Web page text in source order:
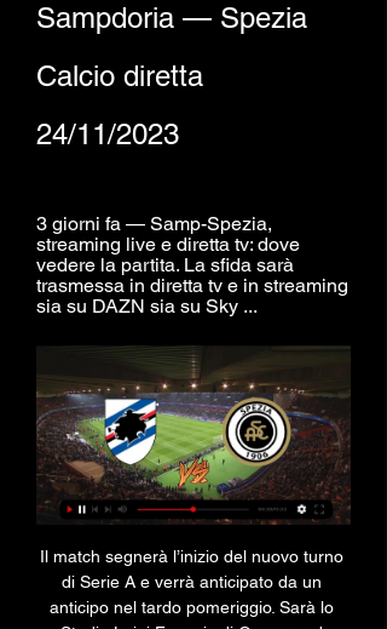
Sampdoria — Spezia
Calcio diretta
24/11/2023
3 giorni fa — Samp-Spezia,
streaming live e diretta tv: dove
vedere la partita. La sfida sarà
trasmessa in diretta tv e in streaming
sia su DAZN sia su Sky ...
Il match segnerà l’inizio del nuovo turno di Serie A e verrà anticipato da un anticipo nel tardo pomeriggio. Sarà lo Stadio Luigi Ferraris di Genova ad ospitare l’evento. Sky o DAZN, dove vedere la Serie A: il calendario completo Dove vedere Sampdoria-Spezia in tv e streaming Il match tra Sampdoria e Spezia sarà trasmesso in diretta su DAZN, piattaforma OTT che da quest’anno – e per i prossimi tre – ha acquisito i diritti di ritrasmissione dell’intera Serie A. Per vedere la partita basterà scaricare l’applicazione ufficiale per iOS e Android, installabile su tutti i device compatibili. La telecronaca sarà curata da Gabriele Giustiniani ed Emanuele Giaccherini Alternativamente, la partita sarà trasmessa anche da Sky, piattaforma satellitare che quest’anno – e per il prossimo triennio – ha acquistato i diritti per tre sfide a turno. 

Sampdoria, Pirlo: "Non recuperiamo nessuno. Gruppo? Ci siamo sempre guardati negli occhi"TUTTOmercatoWEB. com © foto di www. imagephotoagency. it La Sampdoria affronterà lo Spezia, domani sera, in una partita ricca di insidie ma con l'entusiasmo delle due vittorie consecutive contro Palermo e Modena. Andrea Pirlo ha toccato vari aspetti in conferenza stampa, nella presentazione della sfida contro gli aquilotti: Ci potranno essere dei recuperi dei giocatori infortunati? "No, per la partita di domani non recuperiamo nessuno". Quella di domani sarà la sfida fra i fratelli Esposito. Come ha visto Sebastiano? "L'ho visto bene in settimana. E' carico. E' normale che giocando contro i fratelli qualcosa vuole dimostrare. Il più preoccupato forse sarà il papà che non saprà per chi tifare (sorride ndr). Può giocare sia da prima che da seconda punta. 

Dove vedere Sampdoria-Spezia in diretta tv e streaming La partita tra Sampdoria e Spezia si giocherà venerdì 22 ottobre 2021 con il calcio di inizio previsto per le ore 20.45. Il match segnerà l'inizio del nuovo ...

Dove vedere Torino-Genoa in diretta tv e streaming I blucerchiati, dopo la buona partenza, hanno perso due delle ultime tre partite evidenziando una fase difensiva decisamente scadente. La squadra di Thiago Motta, invece, dopo alcuni stop anche sfortunati – come contro la Juventus – nell’ultimo turno ha battuto 2-1 la Salernitana in rimonta. Fonte immagine: @fcin1908it (Twitter) Sampdoria-Spezia, data e orario del match La partita tra Sampdoria e Spezia si giocherà venerdì 22 ottobre 2021 con il calcio di inizio previsto per le ore 20. 45. 

Sampdoria Spezia, streaming LIVE e diretta TV: dove vedere il match di Serie BSampdoria-Spezia, venerdì 24 novembre alle ore 20. 45 in streaming e diretta tv. Come non perdersi il match di Serie B La Sampdoria affronta lo Spezia in occasione della 14a giornata della Serie B 2023/24. Il match è in programma venerdì 24 novembre (ore 20. 45) tra le mura dello stadio Ferraris. Samp-Spezia, streaming live e diretta tv: dove vedere la partita La sfida sarà trasmessa in diretta tv e in streaming sia su DAZN sia su Sky Sport. I tifosi potranno seguire live la partita su sampnews24. com a partire dalle ore 18. 45. Probabili formazioni Samp-Spezia: le scelte dei tecnici SAMPDORIA (4-3-2-1): Stankovic; Depaoli, Ghilardi, Gonzalez, Giordano; Vieira, Yepes, Kasami; Borini, Askildsen; Esposito. Allenatore: Pirlo. 

Incontri in diretta (oggi) FC Bayern München Bayern · Ligue 1 · Paris SG FC Paris Saint-Germain · 21:00 · AS Monaco Monaco · Serie B · Sampdoria UC Sampdoria · 20:30 · Spezia Calcio ...

Sampdoria, Pirlo: "Non recuperiamo nessuno. Gruppo? Ci 11 ore fa — La Sampdoria affronterà lo Spezia, domani sera, in una partita ricca di insidie ma con l'entusiasmo delle due vittorie.

Sampdoria Spezia, streaming LIVE e diretta TV 3 giorni fa — Samp-Spezia, streaming live e diretta tv: dove vedere la partita. La sfida sarà trasmessa in diretta tv e in streaming sia su DAZN sia su Sky ...

Lega il gioco e può giocare in entrambe le posizioni". Guardando la classifica è uno scontro per uscire dalla zona retrocessione. "Infatti bisogna guardare la classifica di adesso: è uno scontro importante per uscire da una situazione che non piace a entrambe le squadre. Dobbiamo essere concentrati e avvelenati perché domani è una partita che conta". Senti che la squadra sta raggiungendo i livelli giusti di apprendimento dal punto di vista tattico? "Un po' tutto. La parte tecnica e quella tattica ma anche quella fisica. Perché ai giocatori richiediamo tanto dal punto di vista fisico. Per essere intensi nel calcio che vogliamo noi, bisogna lavorare e quando inizi a lavorare con quella intensità i risultati arrivano". La trasferta sarà chiusa agli spezzini che non avranno la tessera del tifoso. Dispiace? "Purtroppo sì perchè a tutti piacerebbe avere lo stadio pieno con i propri tifosi e quelli dell'altra squadra. 

A centrocampo Vieira, Yepes e Kasami. Unica punta De Luca, supportata da Borini e Sebastiano Esposito. QUI SPEZIA – Assenti per infortunio Reca e Bandinelli. D’Angelo, subentrato ad Alvini, dovrebbe rispondere col modulo 4-3-1-2 con Dragowski tra i pali e con Amian, Nikolaou, Muhl e Moutinho pronti a formare il blocco difensivo. In mezzo al campo Cassata, Salvatore Esposito e Kouda. Davanti Verde e Moro, supportati da Antonucci. Le probabili formazioni di Sampdoria – Spezia SAMPDORIA (4-3-2-1): Stankovic; Depaoli, Ghilardi, Gonzalez, Giordano; Vieira, Yepes, Kasami; Esposito, Borini; De Luca. Allenatore: Pirlo. 

Al VAR Valeri, AVAR Miele. Tabellino in tempo reale [AGGIORNA LA DIRETTA DI SAMPDORIA – SPEZIA] SAMPDORIA:. A disposizione:SPEZIA:. A disposizione:Reti: La presentazione del match QUI SAMPDORIA – Indisponibili Murru, Ferrari, Barreca, Girelli, Benedetti e Pedrola. Pirlo dovrebbe affidarsi al modulo 4-3-2-1 con Stankovic tra i pali e con una difesa a quattro formata al centro da Ghilardi e Gonzalez e sulle fasce da Depaoli e Giordano. 

U.C. Sampdoria: Home page Sito ufficiale dell'U.C. Sampdoria.

Oggi Modena FC UC Sampdoria in diretta 11.11.2023 Guadare Ca Oggi Modena FC UC Sampdoria in diretta 11.11.2023 Guadare Calcio - Italia: Modena risultati in tempo reale, risultati finali, calendario, classifiche, ...

Sampdoria - Spezia: diretta live e risultato in tempo realeLa partita Sampdoria – Spezia di Venerdì 24 novembre 2023 in diretta: formazioni e tabellino in tempo reale. Dove vedere in tv e streaming il match valido per la 14a giornata di Serie B GENOVA – Venerdì 24 novembre 2023, alle ore 20. 45, allo Stadio “Luigi Ferraris” di Genova, andrà in scena il derby ligure Sampdoria – Spezia, valida per la quattordicesima giornata del campionato di Serie B 2023-2024. Dopo un periodo disastroso i blucerchiati hanno inanellato due successi di fila: contro Palermo (2-0) e Modena (1-2). Sono quattordciesimi con 13 punti (erano partiti con 2 punti di penalizzazione), con un percorso di quattro partite vinte, tre pareggiate e sei perse, quattordici reti realizzate e sedici incassate. 

Le Aquile, dopo il 2-2 casalingo contro la Ternana, sono terzultimi con 10 punti, frutto di una vittoria, sett pareggi e cinque sconfitte, dieci gol fatti e diciotto subiti L’ultimo confronto tra le due compagini risale allo scorso 22 aprile, in Serie A, quando finì 1-1. Padroni di casa dati favoriti col segno “1” quotato mediamente 2. 20. A dirigere la gara sarà Antonio Giua della Sezione di Olbia, coadiuvato dagli assistenti Mondin e Cavallina e dal quarto ufficiale Galipò. 

SPEZIA (4-3-1-2): Dragowski; Amian, Nikolaou, Muhl, Moutinho; Cassata, Esposito, Kouda; Antonucci; Verde, Moro. Allenatore: D’Angelo. Dove vedere la partita in tv e streaming L’incontro sarà trasmesso in diretta: DAZN, la cui app è disponibile sulle moderne smart tv, nelle console per videogiochi o collegando il proprio dispositivo a Google Chromecast e Amazon Firestick. la sfida sarà visibile anche in streaming sull’app di DAZN, accessibile da cellulare e tablet o sul sito ufficiale. Sky Calcio. 

UC Sampdoria - Spezia Calcio in diretta UC Sampdoria - Spezia Calcio in diretta - Calcio. 1682189100. Data:4/22/2023, 11 BT Sport Live Streaming. Italia, NOW TV · Sky Go Italia · DAZN Italia. Kenya ...

Dove vedere Sampdoria-Spezia in diretta tv e streaming - Minuti Di RecuperoThiago Motta coach of Spezia Calcio looks on during the Serie A football match between Spezia Calcio and Udinese Calcio at Alberto Picco stadium in La Spezia (Italy), September 12th, 2021. Photo Andrea Staccioli / Insidefoto Sampdoria-Spezia è uno degli anticipi del venerdì sera e apre il nono turno di Serie A: ecco dove vedere e le probabili formazioni del match La Sampdoria per ritrovare i tre punti, lo Spezia per dare continuità di risultato a una classifica che al momento è pericolosa. Sono questi gli ingredienti principali del derby ligure in programma nel venerdì sera di Serie A. 

Biglietti Napoli Sampdoria, 7 gennaio 2017. Curve a 14 20 dic 2016 — Armenia-Galles, dove vederla live streaming e canale tv gratis bigliettiStadio MaradonaUC Sampdoria. Categorie. Calcio Napoli · Federica Barbi ...

Qui la telecronaca sarà affidata a Davide Polizzi e Giancarlo Marocchi, con il 202 e il 251 come canali di riferimento. Il match sarà anche visibile su Sky Go e Now TV. Fonte: @fabioquagliarella27_off (Instagram) Sampdoria-Spezia, le probabili formazioni D’Aversa dovrà rinunciare al danese Thorsby, fuori per via di un turno di squalifica da scontare, ma può contare su tutto il resto della rosa. In attacco dovrebbero giocare dal primo minuto sia Quagliarella che Caputo, con Candreva e Verre sulle fasce più la coppia composta da Ekdal e Adrien Silva nel cuore della manovra. Davanti ad Audero spazio a Bereszynski, Yoshida, Colley e Augello. Tutti gli acquisti della Sampdoria della stagione 2021/2022 Motta conferma il suo 4-2-3-1 e mischia nuovamente le carte per quanto concerne l’undici titolare del suo Spezia. Davanti a Provedel giocano Salva Ferrer, Hristov, Nikolaou e Bastoni. 

Leonardo Benedetti statistiche e cronologia dei trasferimenti ... Calcio Live Punteggio. > Serie B. > Bari. > Leonardo Be